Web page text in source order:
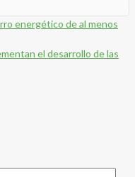
energético de al menos
el desarrollo de las